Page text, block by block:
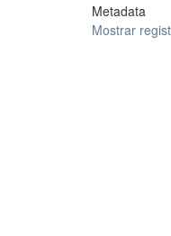
Metadata
Mostrar